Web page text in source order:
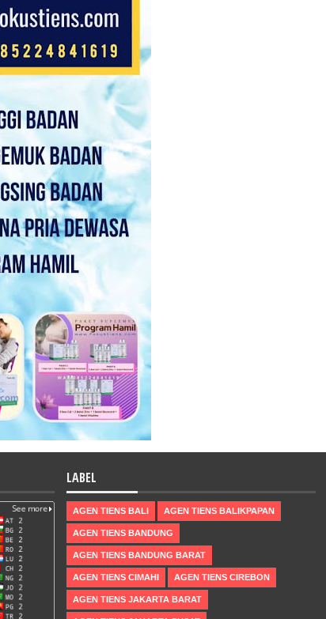
LABEL
AGEN TIENS BALI AGEN TIENS BALIKPAPAN
AGEN TIENS BANDUNG
AGEN TIENS BANDUNG BARAT
AGEN TIENS CIMAHI AGEN TIENS CIREBON
AGEN TIENS JAKARTA BARAT